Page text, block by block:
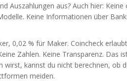
Auszahlungen aus? Auch hier:
Keine Informationen über
0,02 % für Maker. Coincheck
Zahlen. Keine Transparenz. Das
kannst du nicht berechnen, ob
meiden.